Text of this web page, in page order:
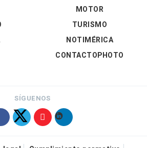
MOTOR
TURISMO
NOTIMÉRICA
CONTACTOPHOTO
SÍGUENOS